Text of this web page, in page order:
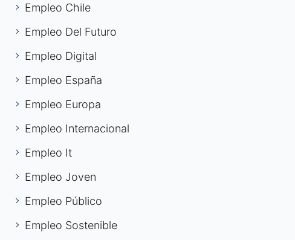
Empleo Chile
Empleo Del Futuro
Empleo Digital
Empleo España
Empleo Europa
Empleo Internacional
Empleo It
Empleo Joven
Empleo Público
Empleo Sostenible